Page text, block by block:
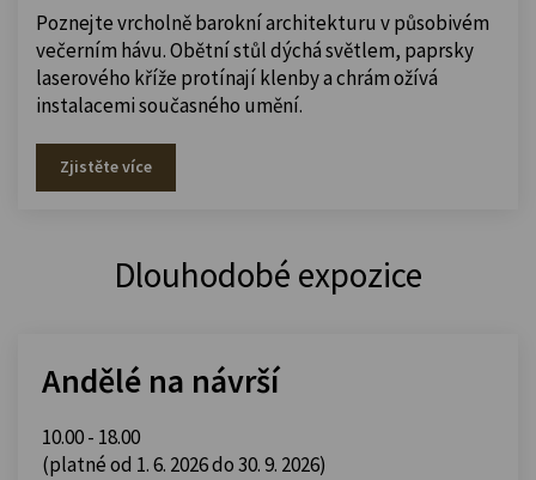
Poznejte vrcholně barokní architekturu v působivém
večerním hávu. Obětní stůl dýchá světlem, paprsky
laserového kříže protínají klenby a chrám ožívá
instalacemi současného umění.
Zjistěte více
Dlouhodobé expozice
Andělé na návrší
10.00 - 18.00
(platné od 1. 6. 2026 do 30. 9. 2026)